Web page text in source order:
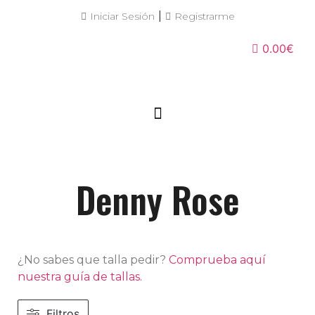
Iniciar Sesión Registrarme
0.00€
Denny Rose
¿No sabes que talla pedir? Comprueba aquí
nuestra guía de tallas.